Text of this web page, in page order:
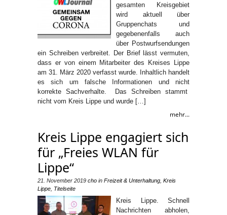
gesamten Kreisgebiet
wird aktuell über
Gruppenchats und
gegebenenfalls auch
über Postwurfsendungen
ein Schreiben verbreitet. Der Brief lässt vermuten,
dass er von einem Mitarbeiter des Kreises Lippe
am 31. März 2020 verfasst wurde. Inhaltlich handelt
es sich um falsche Informationen und nicht
korrekte Sachverhalte. Das Schreiben stammt
nicht vom Kreis Lippe und wurde […]
mehr...
Kreis Lippe engagiert sich
für „Freies WLAN für
Lippe“
21. November 2019 cho in Freizeit & Unterhaltung Kreis
Lippe Titelseite
Kreis Lippe. Schnell
Nachrichten abholen,